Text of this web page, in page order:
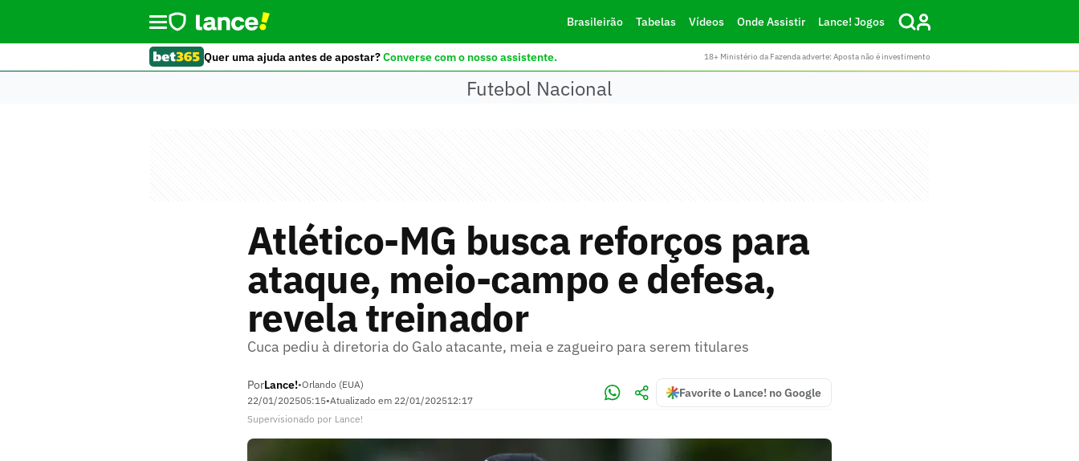
Brasileirão Tabelas Vídeos Onde Assistir Lance! Jogos
Quer uma ajuda antes de apostar?Converse com o nosso assistente. 18+ Ministério da Fazenda adverte: Aposta não é investimento
Futebol Nacional
Atlético-MG busca reforços para
ataque, meio-campo e defesa,
revela treinador
Cuca pediu à diretoria do Galo atacante, meia e zagueiro para serem titulares
PorLance!•Orlando (EUA)
22/01/202505:15•Atualizado em 22/01/202512:17
Favorite o Lance! no Google
Supervisionado por Lance!